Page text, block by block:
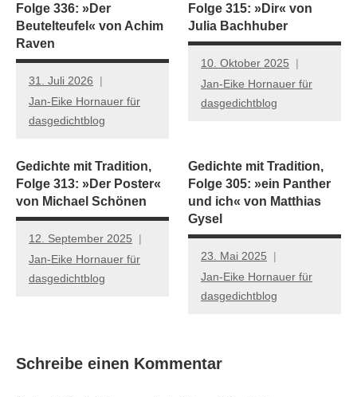
Folge 336: »Der
Beutelteufel« von Achim
Raven
31. Juli 2026
Jan-Eike Hornauer für
dasgedichtblog
Folge 315: »Dir« von
Julia Bachhuber
10. Oktober 2025
Jan-Eike Hornauer für
dasgedichtblog
Gedichte mit Tradition,
Folge 313: »Der Poster«
von Michael Schönen
12. September 2025
Jan-Eike Hornauer für
dasgedichtblog
Gedichte mit Tradition,
Folge 305: »ein Panther
und ich« von Matthias
Gysel
23. Mai 2025
Jan-Eike Hornauer für
dasgedichtblog
Schreibe einen Kommentar